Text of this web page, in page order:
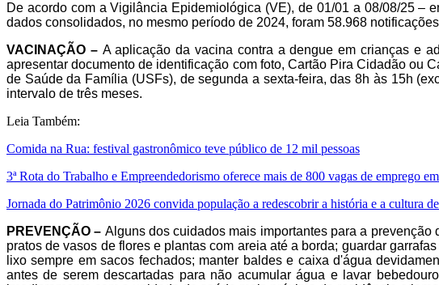
De acordo com a Vigilância Epidemiológica (VE), de 01/01 a 08/08/25 –
dados consolidados, no mesmo período de 2024, foram 58.968
VACINAÇÃO –A aplicação da vacina contra a dengue em crianças e
apresentar documento de identificação com foto, Cartão Pira Cidadão ou
de Saúde da Família (USFs), de segunda a sexta-feira, das 8h às 15h
intervalo de três meses.
Leia Também:
Comida na Rua: festival gastronômico teve público de 12 mil pessoas
3ª Rota do Trabalho e Empreendedorismo oferece mais de 800 vagas de emprego
Jornada do Patrimônio 2026 convida população a redescobrir a história e a cultura
PREVENÇÃO – Alguns dos cuidados mais importantes para a
pratos de vasos de flores e plantas com areia até a borda; guardar
lixo sempre em sacos fechados; manter baldes e caixa d'água
antes de serem descartadas para não acumular água e lavar